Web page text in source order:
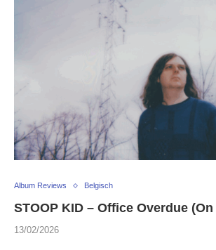
Album Reviews Belgisch
STOOP KID – Office Overdue
13/02/2026